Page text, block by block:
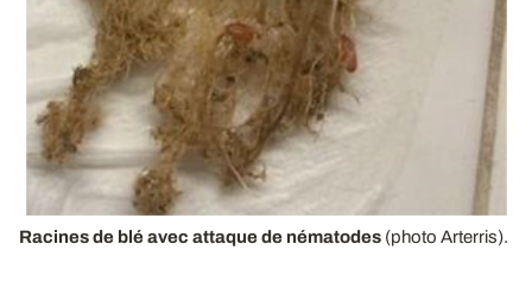
Racines de blé avec attaque de nématodes (photo Arterris).